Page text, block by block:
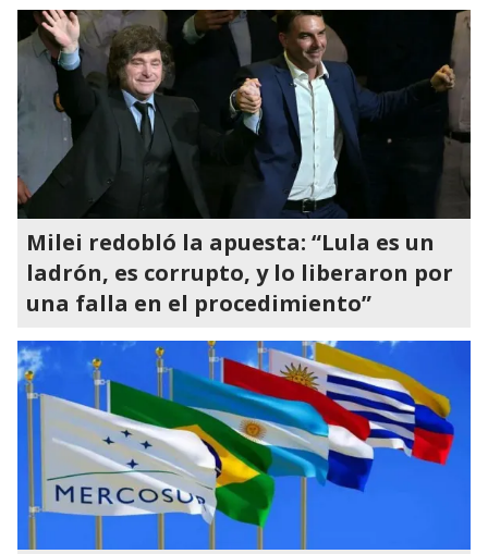
Milei redobló la apuesta: “Lula es un
ladrón, es corrupto, y lo liberaron por
una falla en el procedimiento”